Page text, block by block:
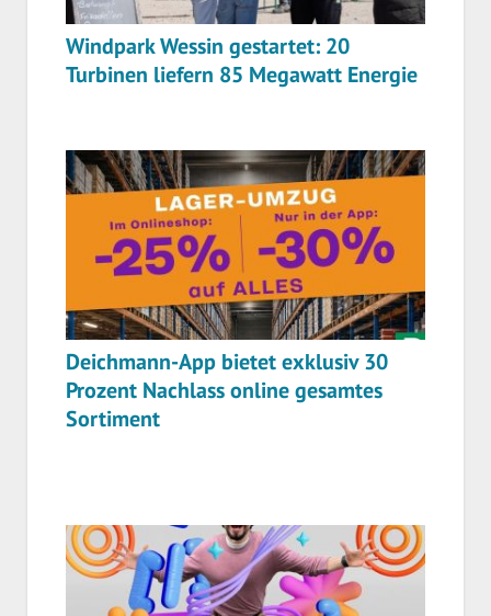
Windpark Wessin gestartet: 20
Turbinen liefern 85 Megawatt Energie
Deichmann-App bietet exklusiv 30
Prozent Nachlass online gesamtes
Sortiment